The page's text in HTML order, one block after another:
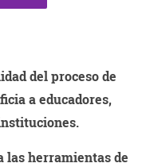
del proceso de
a educadores,
las herramientas de